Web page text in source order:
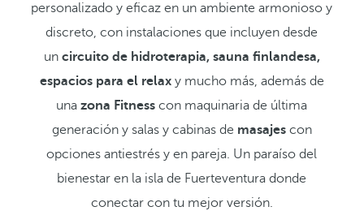
personalizado y eficaz en un ambiente armonioso y
discreto, con instalaciones que incluyen desde
un circuito de hidroterapia, sauna finlandesa,
espacios para el relax y mucho más, además de
unazona Fitness con maquinaria de última
generación y salas y cabinas de masajescon
opciones antiestrés y en pareja. Un paraíso del
bienestar en la isla de Fuerteventura donde
conectar con tu mejor versión.